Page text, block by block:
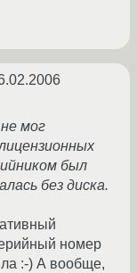
мог
был
без диска.
номер
:-) А вообще,